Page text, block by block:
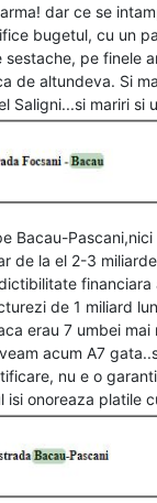
dar ce se
bugetul, cu un
sestache, pe finele
de altundeva. Si
Saligni...si mariri
Bacau-
de la el 2-3
financiara
de 1 miliard
erau 7 umbei
acum A7
nu e o
isi onoreaza platile